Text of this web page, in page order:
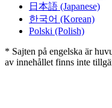
日本語 (Japanese)
한국어 (Korean)
Polski (Polish)
* Sajten på engelska är
av innehållet finns inte